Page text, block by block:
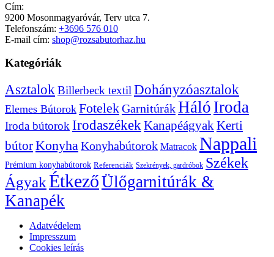
Cím:
9200 Mosonmagyaróvár, Terv utca 7.
Telefonszám: +3696 576 010
E-mail cím: shop@rozsabutorhaz.hu
Kategóriák
AsztalokBillerbeck textil Dohányzóasztalok
Elemes Bútorok FotelekGarnitúrákHáló Iroda
Iroda bútorok Irodaszékek KanapéágyakKerti
bútorKonyhaKonyhabútorok Matracok Nappali
Prémium konyhabútorok Referenciák Szekrények, gardróbok Székek
ÁgyakÉtkezőÜlőgarnitúrák &
Kanapék
Adatvédelem
Impresszum
Cookies leírás